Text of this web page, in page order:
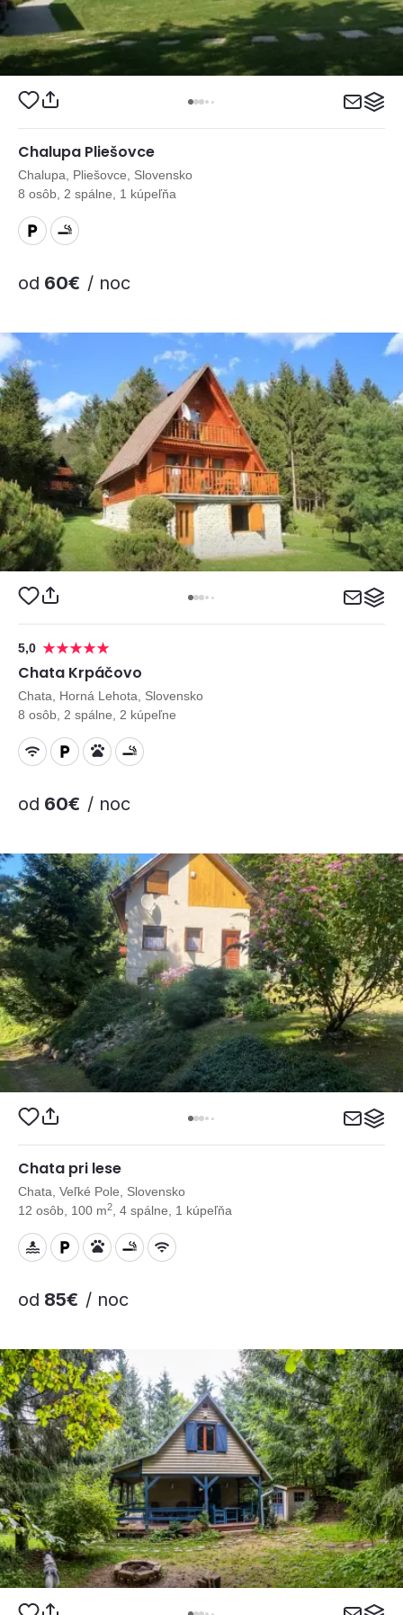
Chalupa Pliešovce
Chalupa, Pliešovce, Slovensko
8 osôb, 2 spálne, 1 kúpeľňa
od 60€ / noc
5,0
Chata Krpáčovo
Chata, Horná Lehota, Slovensko
8 osôb, 2 spálne, 2 kúpeľne
od 60€ / noc
Chata pri lese
Chata, Veľké Pole, Slovensko
12 osôb, 100 m2 , 4 spálne, 1 kúpeľňa
od 85€ / noc